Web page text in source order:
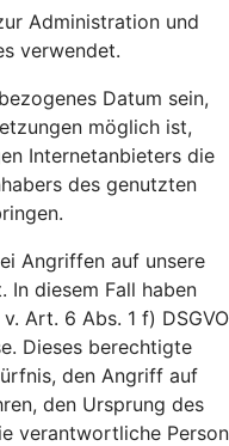
Administration und
verwendet.
Datum sein,
möglich ist,
Internetanbieters die
des genutzten
Angriffen auf unsere
diesem Fall haben
Art. 6 Abs. 1 f) DSGVO
Dieses berechtigte
den Angriff auf
den Ursprung des
verantwortliche Person